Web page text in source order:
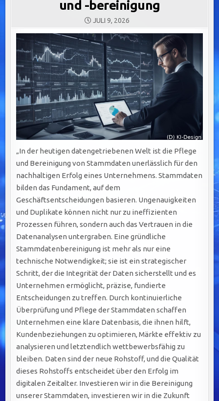
und -bereinigung
JULI 9, 2026
„In der heutigen datengetriebenen Welt ist die Pflege
und Bereinigung von Stammdaten unerlässlich für den
nachhaltigen Erfolg eines Unternehmens. Stammdaten
bilden das Fundament, auf dem
Geschäftsentscheidungen basieren. Ungenauigkeiten
und Duplikate können nicht nur zu ineffizienten
Prozessen führen, sondern auch das Vertrauen in die
Datenanalysen untergraben. Eine gründliche
Stammdatenbereinigung ist mehr als nur eine
technische Notwendigkeit; sie ist ein strategischer
Schritt, der die Integrität der Daten sicherstellt und es
Unternehmen ermöglicht, präzise, fundierte
Entscheidungen zu treffen. Durch kontinuierliche
Überprüfung und Pflege der Stammdaten schaffen
Unternehmen eine klare Datenbasis, die ihnen hilft,
Kundenbeziehungen zu optimieren, Märkte effektiv zu
analysieren und letztendlich wettbewerbsfähig zu
bleiben. Daten sind der neue Rohstoff, und die Qualität
dieses Rohstoffs entscheidet über den Erfolg im
digitalen Zeitalter. Investieren wir in die Bereinigung
unserer Stammdaten, investieren wir in die Zukunft